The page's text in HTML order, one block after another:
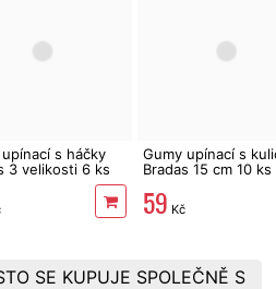
s háčky
3 velikosti 6 ks
Gumy upínací s
Bradas 15 cm 10 ks
59 Kč
SE KUPUJE SPOLEČNĚ S